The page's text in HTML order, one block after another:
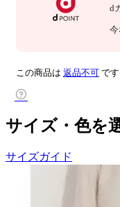
d
今
この商品は 返品不可 です
サイズ・色を
サイズガイド